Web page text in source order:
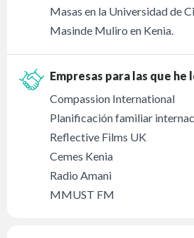
Masas en la Universidad de
Masinde Muliro en Kenia.
Empresas para las que he
Compassion International
Planificación familiar
Reflective Films UK
Cemes Kenia
Radio Amani
MMUST FM